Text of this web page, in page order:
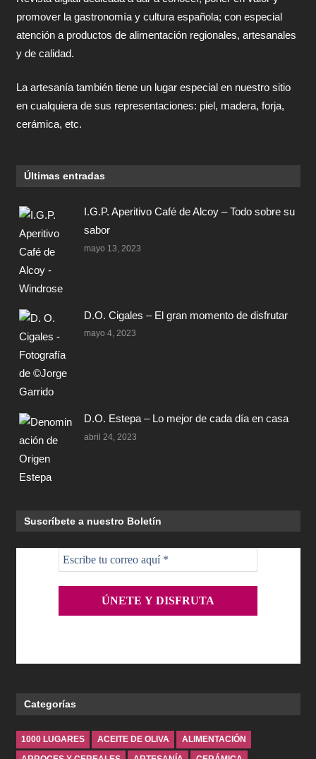
promover la gastronomía y cultura española; con especial
atención a productos de alimentación regionales, artesanales
y de calidad.
La artesanía también tiene un lugar especial en nuestro sitio
en cualquiera de sus representaciones: piel, madera, forja,
cerámica, etc.
Últimas entradas
I.G.P. Aperitivo Café de Alcoy – Todo sobre su
sabor
mayo 13, 2023
D.O. Cigales – El gran momento de disfrutar
mayo 4, 2023
D.O. Estepa – Lo mejor de cada día en casa
abril 24, 2023
Suscríbete a nuestro Boletín
Categorías
1000 LUGARES ACEITE DE OLIVA ALIMENTACIÓN